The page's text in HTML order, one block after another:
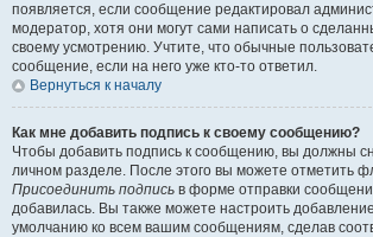
появляется, если сообщение редактировал
модератор, хотя они могут сами написать о
своему усмотрению. Учтите, что обычные
сообщение, если на него уже кто-то ответил.
Вернуться к началу
Как мне добавить подпись к своему сообщению?
Чтобы добавить подпись к сообщению, вы должны
личном разделе. После этого вы можете отметить
Присоединить подпись в форме отправки
добавилась. Вы также можете настроить
умолчанию ко всем вашим сообщениям, сделав